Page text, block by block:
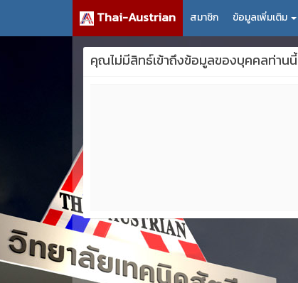
Thai-Austrian สมาชิก ข้อมูลเพิ่มเติม
คุณไม่มีสิทธ์เข้าถึงข้อมูลของบุคคลท่านนี้